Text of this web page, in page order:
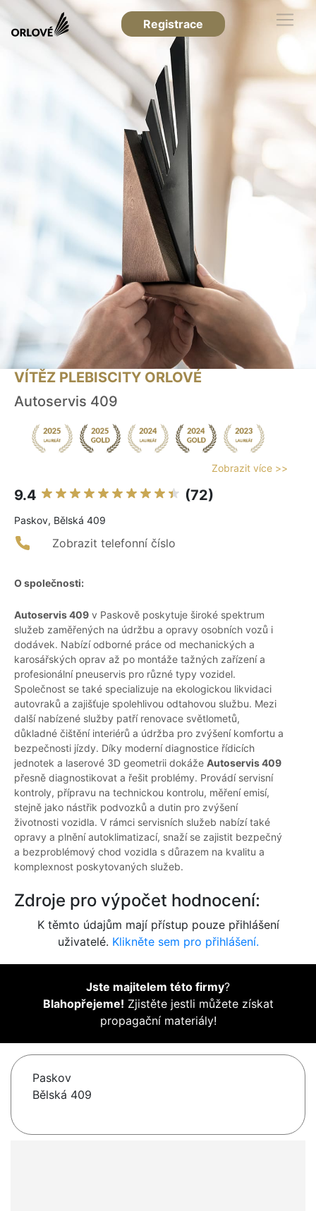
Registrace
VÍTĚZ PLEBISCITY ORLOVÉ
Autoservis 409
Zobrazit více >>
9.4 (72)
Paskov, Bělská 409
Zobrazit telefonní číslo
O společnosti:
Autoservis 409 v Paskově poskytuje široké spektrum
služeb zaměřených na údržbu a opravy osobních vozů i
dodávek. Nabízí odborné práce od mechanických a
karosářských oprav až po montáže tažných zařízení a
profesionální pneuservis pro různé typy vozidel.
Společnost se také specializuje na ekologickou likvidaci
autovraků a zajišťuje spolehlivou odtahovou službu. Mezi
další nabízené služby patří renovace světlometů,
důkladné čištění interiérů a údržba pro zvýšení komfortu a
bezpečnosti jízdy. Díky moderní diagnostice řídicích
jednotek a laserové 3D geometrii dokáže Autoservis 409
přesně diagnostikovat a řešit problémy. Provádí servisní
kontroly, přípravu na technickou kontrolu, měření emisí,
stejně jako nástřik podvozků a dutin pro zvýšení
životnosti vozidla. V rámci servisních služeb nabízí také
opravy a plnění autoklimatizací, snaží se zajistit bezpečný
a bezproblémový chod vozidla s důrazem na kvalitu a
komplexnost poskytovaných služeb.
Zdroje pro výpočet hodnocení:
K těmto údajům mají přístup pouze přihlášení
uživatelé. Klikněte sem pro přihlášení.
Jste majitelem této firmy?
Blahopřejeme! Zjistěte jestli můžete získat
propagační materiály!
Paskov
Bělská 409